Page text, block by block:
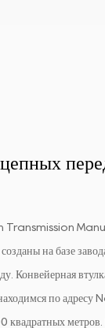
на базе
Конвейерная
по
метров.